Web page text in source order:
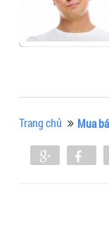
Trang chủ Mua
Share